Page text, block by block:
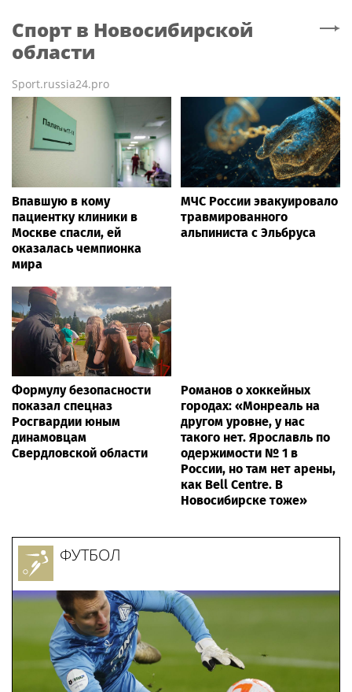
Спорт в Новосибирской
области
Sport.russia24.pro
Впавшую в кому
пациентку клиники в
Москве спасли, ей
оказалась чемпионка
мира
МЧС России эвакуировало
травмированного
альпиниста с Эльбруса
Формулу безопасности
показал спецназ
Росгвардии юным
динамовцам
Свердловской области
Романов о хоккейных
городах: «Монреаль на
другом уровне, у нас
такого нет. Ярославль по
одержимости № 1 в
России, но там нет арены,
как Bell Centre. В
Новосибирске тоже»
ФУТБОЛ